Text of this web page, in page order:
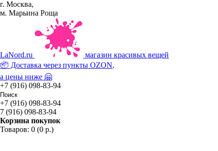
г. Москва,
м. Марьина Роща
LaNord.ru
магазин красивых вещей
📦 Доставка через пункты OZON,
а цены ниже 🤗
+7 (916) 098-83-94
+7 (916) 098-83-94
7 (916) 098-83-94
Корзина покупок
Товаров: 0 (0 р.)